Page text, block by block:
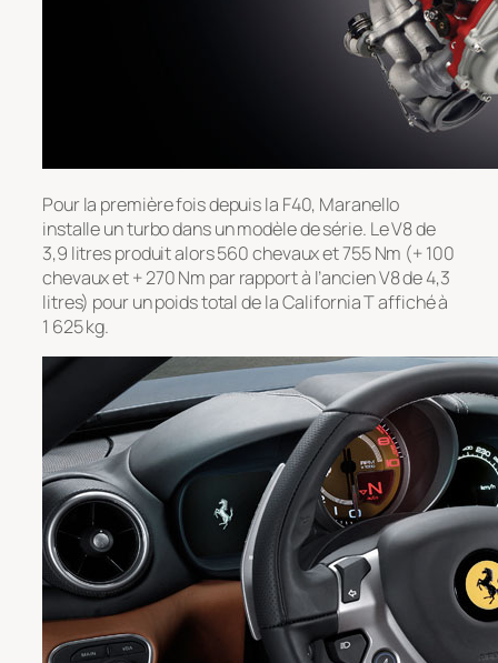
Pour la première fois depuis la F40, Maranello
installe un turbo dans un modèle de série. Le V8 de
3,9 litres produit alors 560 chevaux et 755 Nm (+ 100
chevaux et + 270 Nm par rapport à l’ancien V8 de 4,3
litres) pour un poids total de la California T affiché à
1 625 kg.